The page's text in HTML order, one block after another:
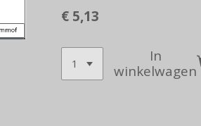
€ 5,13
In
winkelwagen